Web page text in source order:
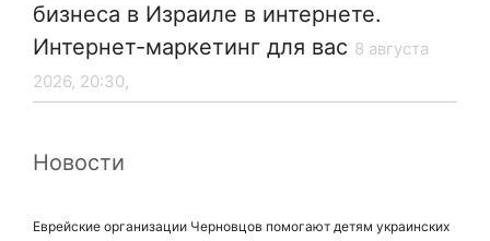
бизнеса в Израиле в интернете.
Интернет-маркетинг для вас 8 августа
2026, 20:30,
Новости
Еврейские организации Черновцов помогают детям украинских